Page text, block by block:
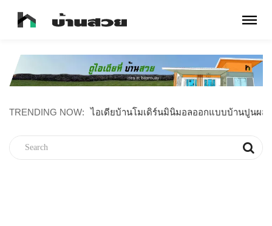
TRENDING NOW: บ้านมินิมอลระเบียงไม้สัก